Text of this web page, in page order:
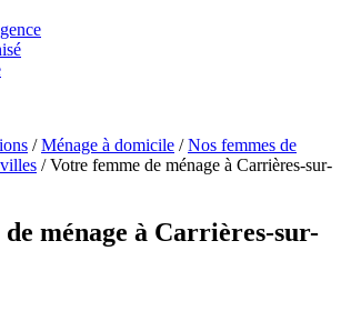
/Ménage à domicile /Nos femmes de
/Votre femme de ménage à Carrières-sur-
ménage à Carrières-sur-